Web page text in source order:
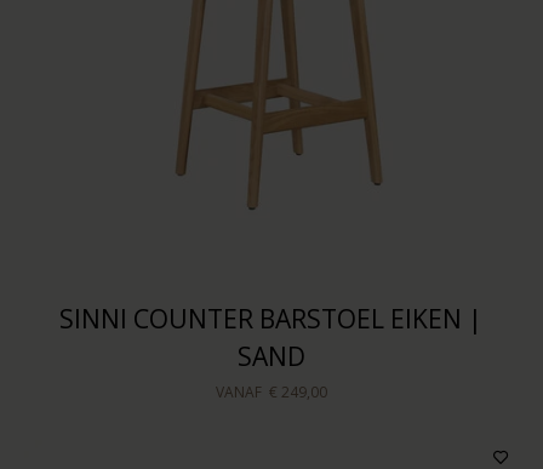
SINNI COUNTER BARSTOEL EIKEN |
SAND
VANAF € 249,00